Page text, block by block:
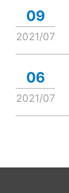
09
2021/07
06
2021/07